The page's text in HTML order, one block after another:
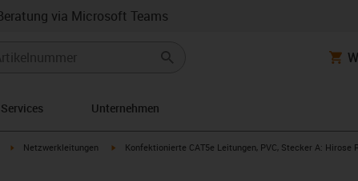
via Microsoft Teams
Services Unternehmen
igus-icon-arrow-right
Netzwerkleitungen igus-icon-arrow-right
Konfektionierte CAT5e Leitungen, PVC, Stecker A: Hirose